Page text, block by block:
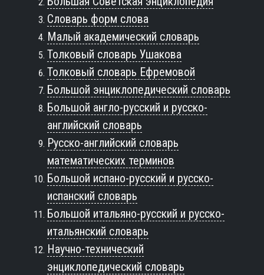
Словарь форм слова
Малый академический словарь
Толковый словарь Ушакова
Толковый словарь Ефремовой
Большой энциклопедический словарь
Большой англо-русский и русско-
английский словарь
Русско-английский словарь
математических терминов
Большой испано-русский и русско-
испанский словарь
Большой итальяно-русский и русско-
итальянский словарь
Научно-технический
энциклопедический словарь